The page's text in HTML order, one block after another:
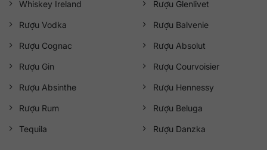
Whiskey Ireland
Rượu Vodka
Rượu Cognac
Rượu Gin
Rượu Absinthe
Rượu Rum
Tequila
Rượu Glenlivet
Rượu Balvenie
Rượu Absolut
Rượu Courvoisier
Rượu Hennessy
Rượu Beluga
Rượu Danzka